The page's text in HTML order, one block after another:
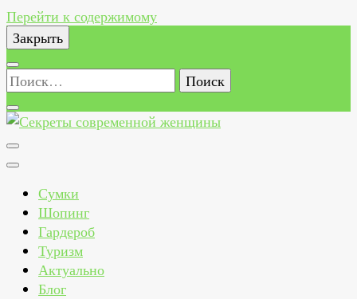
Перейти к содержимому
Закрыть
Найти:
Секреты современной женщины
Как всегда быть стильной, красивой, здоровой и
счастливой женщиной
Сумки
Шопинг
Гардероб
Туризм
Актуально
Блог